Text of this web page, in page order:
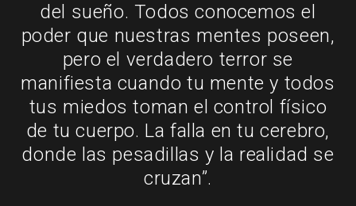
del sueño. Todos conocemos el
poder que nuestras mentes poseen,
pero el verdadero terror se
manifiesta cuando tu mente y todos
tus miedos toman el control físico
de tu cuerpo. La falla en tu cerebro,
donde las pesadillas y la realidad se
cruzan”.